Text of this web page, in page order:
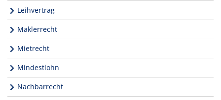
Leihvertrag
Maklerrecht
Mietrecht
Mindestlohn
Nachbarrecht